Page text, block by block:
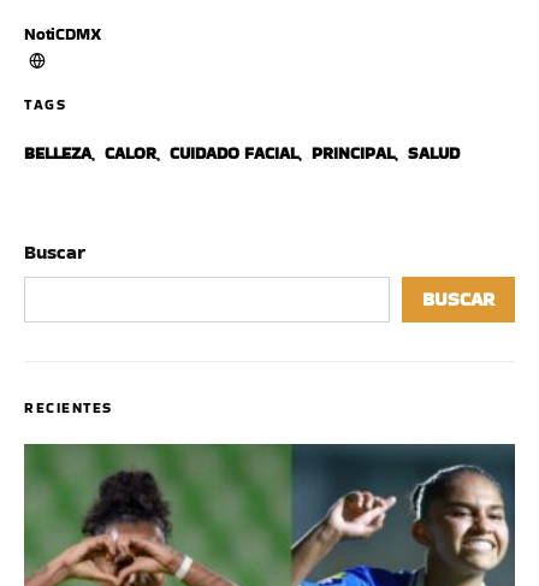
NotiCDMX
TAGS
BELLEZA, CALOR, CUIDADO FACIAL, PRINCIPAL, SALUD
Buscar
BUSCAR
RECIENTES